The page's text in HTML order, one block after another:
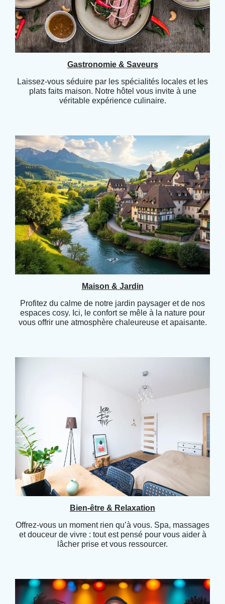
Gastronomie & Saveurs
Laissez-vous séduire par les spécialités locales et les
plats faits maison. Notre hôtel vous invite à une
véritable expérience culinaire.
Maison & Jardin
Profitez du calme de notre jardin paysager et de nos
espaces cosy. Ici, le confort se mêle à la nature pour
vous offrir une atmosphère chaleureuse et apaisante.
Bien-être & Relaxation
Offrez-vous un moment rien qu’à vous. Spa, massages
et douceur de vivre : tout est pensé pour vous aider à
lâcher prise et vous ressourcer.